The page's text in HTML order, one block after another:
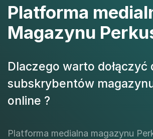
Platforma
Magazynu
Dlaczego warto dołączyć
subskrybentów
online ?
Platforma medialna magazynu